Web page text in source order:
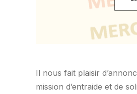
Il nous fait plaisir
mission d’entraide et de